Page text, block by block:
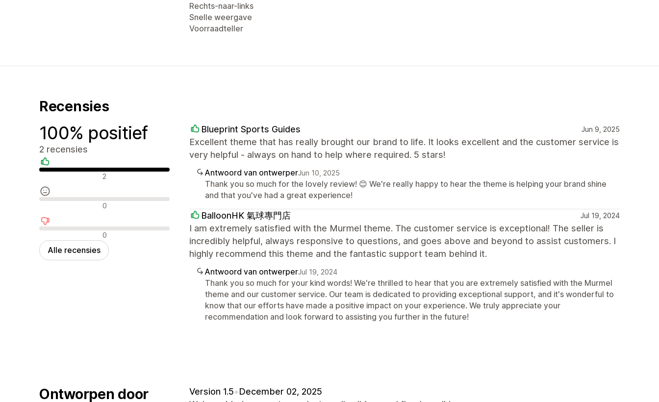
Rechts-naar-links
Snelle weergave
Voorraadteller
Recensies
100% positief
2 recensies
Positieve recensies
2
Neutrale recensies0
Negatieve recensies
0
Alle recensies
Blueprint Sports Guides Jun 9, 2025
Excellent theme that has really brought our brand to life. It looks excellent and the customer service is
very helpful - always on hand to help where required. 5 stars!
Antwoord van ontwerperJun 10, 2025
Thank you so much for the lovely review! 😊 We're really happy to hear the theme is helping your brand shine
and that you've had a great experience!
BalloonHK 氣球專門店 Jul 19, 2024
I am extremely satisfied with the Murmel theme. The customer service is exceptional! The seller is
incredibly helpful, always responsive to questions, and goes above and beyond to assist customers. I
highly recommend this theme and the fantastic support team behind it.
Antwoord van ontwerperJul 19, 2024
Thank you so much for your kind words! We're thrilled to hear that you are extremely satisfied with the Murmel
theme and our customer service. Our team is dedicated to providing exceptional support, and it's wonderful to
know that our efforts have made a positive impact on your experience. We truly appreciate your
recommendation and look forward to assisting you further in the future!
Ontworpen door
Version 1.5•December 02, 2025